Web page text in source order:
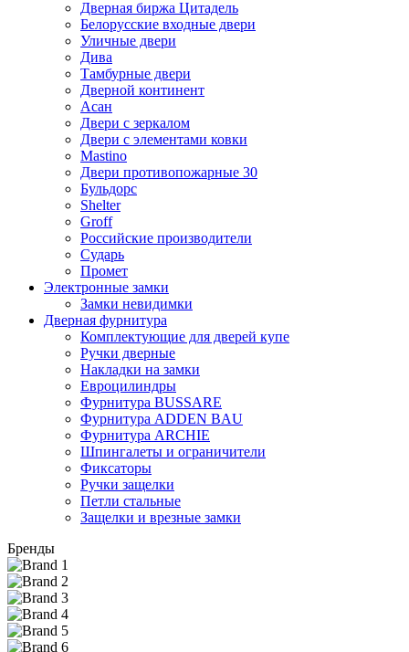
Дверная биржа Цитадель
Белорусские входные двери
Уличные двери
Дива
Тамбурные двери
Дверной континент
Асан
Двери с зеркалом
Двери с элементами ковки
Mastino
Двери противопожарные 30
Бульдорс
Shelter
Groff
Российские производители
Сударь
Промет
Электронные замки
Замки невидимки
Дверная фурнитура
Комплектующие для дверей купе
Ручки дверные
Накладки на замки
Евроцилиндры
Фурнитура BUSSARE
Фурнитура ADDEN BAU
Фурнитура ARCHIE
Шпингалеты и ограничители
Фиксаторы
Ручки защелки
Петли стальные
Защелки и врезные замки
Бренды